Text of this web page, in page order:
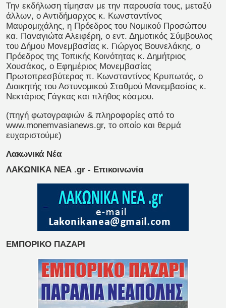
Την εκδήλωση τίμησαν με την παρουσία τους, μεταξύ
άλλων, ο Αντιδήμαρχος κ. Κωνσταντίνος
Μαυρομιχάλης, η Πρόεδρος του Νομικού Προσώπου
κα. Παναγιώτα Αλειφέρη, ο εντ. Δημοτικός Σύμβουλος
του Δήμου Μονεμβασίας κ. Γιώργος Βουνελάκης, ο
Πρόεδρος της Τοπικής Κοινότητας κ. Δημήτριος
Χουσάκος, ο Εφημέριος Μονεμβασίας
Πρωτοπρεσβύτερος π. Κωνσταντίνος Κρυπωτός, ο
Διοικητής του Αστυνομικού Σταθμού Μονεμβασίας κ.
Νεκτάριος Γάγκας και πλήθος κόσμου.
(πηγή φωτογραφιών & πληροφορίες από το
www.monemvasianews.gr, το οποίο και θερμά
ευχαριστούμε)
Λακωνικά Νέα
ΛΑΚΩΝΙΚΑ ΝΕΑ .gr - Επικοινωνία
ΕΜΠΟΡΙΚΟ ΠΑΖΑΡΙ